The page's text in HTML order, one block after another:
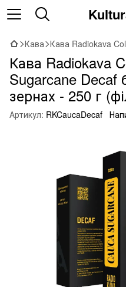
Кава Кава Radiokava
Кава Radiokava
Sugarcane Decaf
зернах - 250 г
Артикул: RKCaucaDecaf